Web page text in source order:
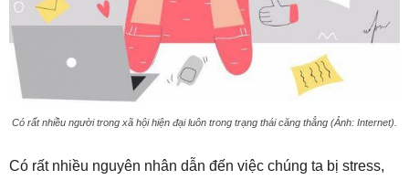
Có rất nhiều người trong xã hội hiện đại luôn trong trạng thái căng thẳng (Ảnh: Internet).
Có rất nhiều nguyên nhân dẫn đến việc chúng ta bị stress,